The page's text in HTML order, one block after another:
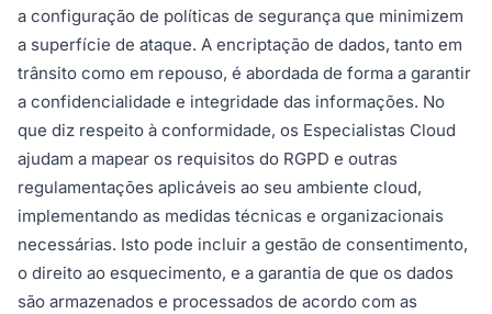
a configuração de políticas de segurança que minimizem
a superfície de ataque. A encriptação de dados, tanto em
trânsito como em repouso, é abordada de forma a garantir
a confidencialidade e integridade das informações. No
que diz respeito à conformidade, os Especialistas Cloud
ajudam a mapear os requisitos do RGPD e outras
regulamentações aplicáveis ao seu ambiente cloud,
implementando as medidas técnicas e organizacionais
necessárias. Isto pode incluir a gestão de consentimento,
o direito ao esquecimento, e a garantia de que os dados
são armazenados e processados de acordo com as